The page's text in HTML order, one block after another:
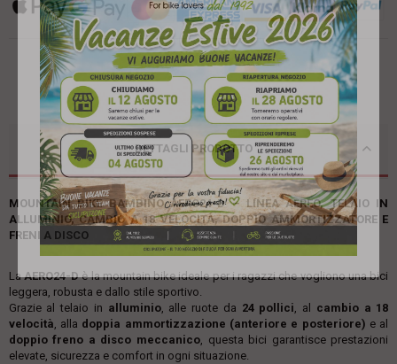
DETTAGLI PRODOTTO
MOUNTAIN BIKE BAMBINO AERO24-D – LINEA AEREO, TELAIO IN
ALLUMINIO, CAMBIO A 18 VELOCITÀ, DOPPIO AMMORTIZZATORE E
FRENI A DISCO
LaAERO24-Dè la mountain bike ideale per i ragazzi che vogliono una bici
leggera, robusta e dallo stile sportivo.
Grazie al telaio in alluminio, alle ruote da 24 pollici, al cambio a 18
velocità, alla doppia ammortizzazione (anteriore e posteriore) e al
doppio freno a disco meccanico, questa bici garantisce prestazioni
elevate, sicurezza e comfort in ogni situazione.